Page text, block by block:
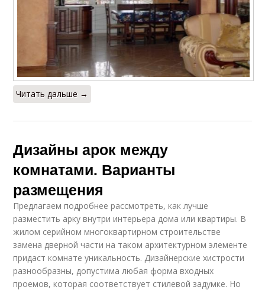
Читать дальше →
Дизайны арок между
комнатами. Варианты
размещения
Предлагаем подробнее рассмотреть, как лучше
разместить арку внутри интерьера дома или квартиры. В
жилом серийном многоквартирном строительстве
замена дверной части на таком архитектурном элементе
придаст комнате уникальность. Дизайнерские хистрости
разнообразны, допустима любая форма входных
проемов, которая соответствует стилевой задумке. Но